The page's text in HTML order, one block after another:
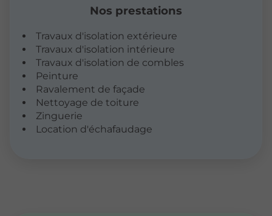
Nos prestations
Travaux d'isolation extérieure
Travaux d'isolation intérieure
Travaux d'isolation de combles
Peinture
Ravalement de façade
Nettoyage de toiture
Zinguerie
Location d'échafaudage